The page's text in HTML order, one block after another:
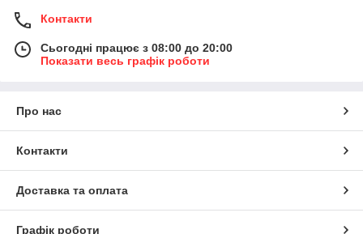
Контакти
Сьогодні працює з 08:00 до 20:00
Показати весь графік роботи
Про нас
Контакти
Доставка та оплата
Графік роботи